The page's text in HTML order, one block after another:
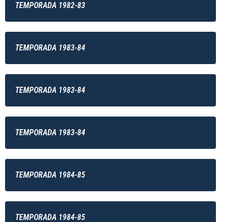
TEMPORADA 1982-83
TEMPORADA 1983-84
TEMPORADA 1983-84
TEMPORADA 1983-84
TEMPORADA 1984-85
TEMPORADA 1984-85